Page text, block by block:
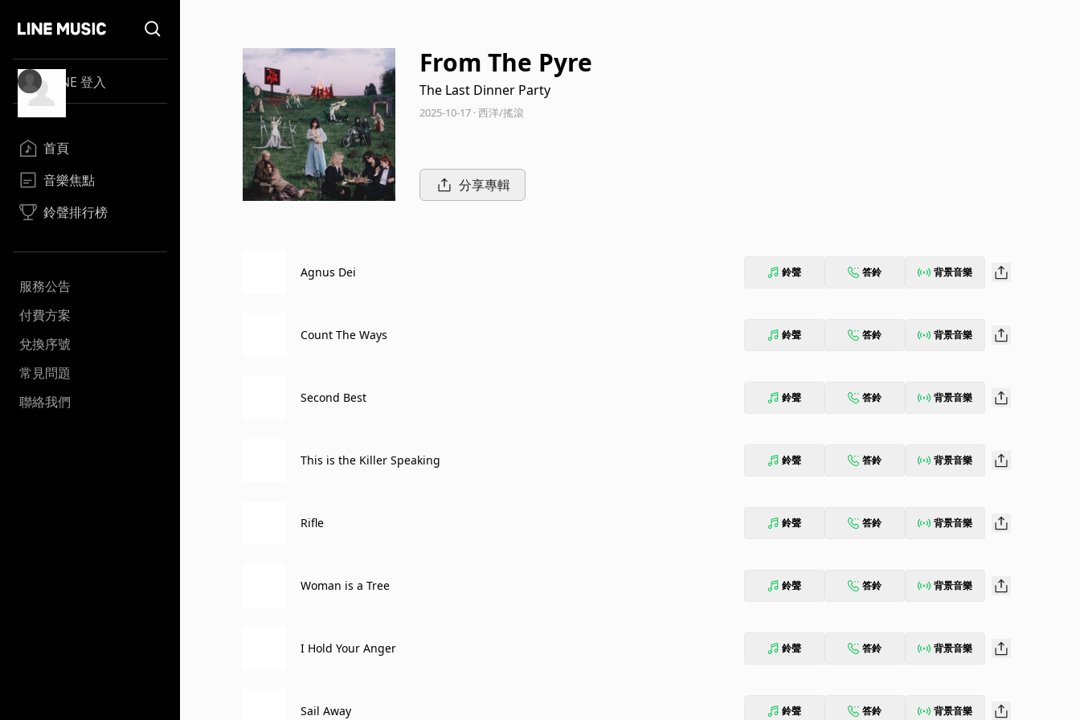
LINE 登入
首頁
音樂焦點
鈴聲排行榜
服務公告
付費方案
兌換序號
常見問題
聯絡我們
From The Pyre
The Last Dinner Party
2025-10-17 · 西洋/搖滾
分享專輯
Agnus Dei 鈴聲 答鈴 背景音樂
Count The Ways 鈴聲 答鈴 背景音樂
Second Best 鈴聲 答鈴 背景音樂
This is the Killer Speaking 鈴聲 答鈴 背景音樂
Rifle 鈴聲 答鈴 背景音樂
Woman is a Tree 鈴聲 答鈴 背景音樂
I Hold Your Anger 鈴聲 答鈴 背景音樂
Sail Away 鈴聲 答鈴 背景音樂